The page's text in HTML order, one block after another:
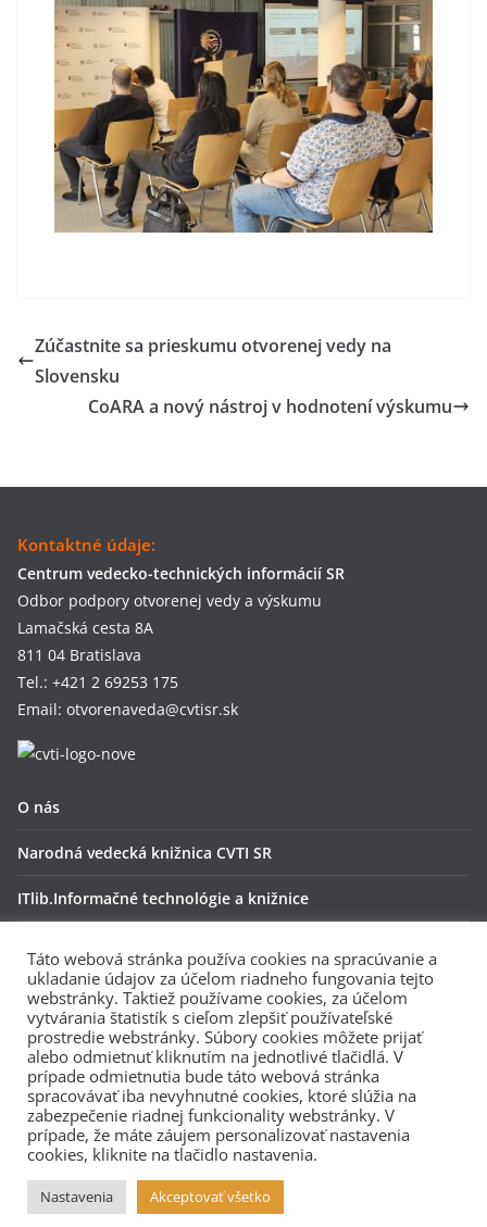
Zúčastnite sa prieskumu otvorenej vedy na
Slovensku
CoARA a nový nástroj v hodnotení výskumu
Kontaktné údaje:
Centrum vedecko-technických informácií SR
Odbor podpory otvorenej vedy a výskumu
Lamačská cesta 8A
811 04 Bratislava
Tel.: +421 2 69253 175
Email: otvorenaveda@cvtisr.sk
O nás
Narodná vedecká knižnica CVTI SR
ITlib.Informačné technológie a knižnice
Ochrana osobných údajov
ZENODO
Zriaďovateľ:
Táto webová stránka používa cookies na spracúvanie a
ukladanie údajov za účelom riadneho fungovania tejto
webstránky. Taktiež používame cookies, za účelom
vytvárania štatistík s cieľom zlepšiť používateľské
prostredie webstránky. Súbory cookies môžete prijať
alebo odmietnuť kliknutím na jednotlivé tlačidlá. V
prípade odmietnutia bude táto webová stránka
spracovávať iba nevyhnutné cookies, ktoré slúžia na
zabezpečenie riadnej funkcionality webstránky. V
prípade, že máte záujem personalizovať nastavenia
cookies, kliknite na tlačidlo nastavenia.
Nastavenia Akceptovať všetko